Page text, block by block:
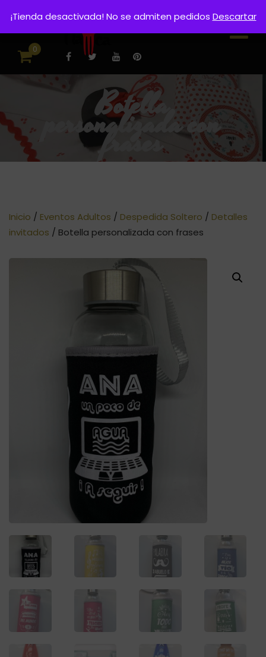
0
Botella
personalizada con
frases
Inicio / Eventos Adultos / Despedida Soltero / Detalles
invitados / Botella personalizada con frases
¡Tienda desactivada! No se admiten pedidos Descartar